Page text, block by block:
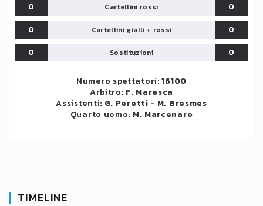
0
Cartellini rossi
0
0
Cartellini gialli + rossi
0
0
Sostituzioni 0
Numero spettatori:16100
Arbitro: F. Maresca
Assistenti: G. Peretti - M. Bresmes
Quarto uomo: M. Marcenaro
TIMELINE